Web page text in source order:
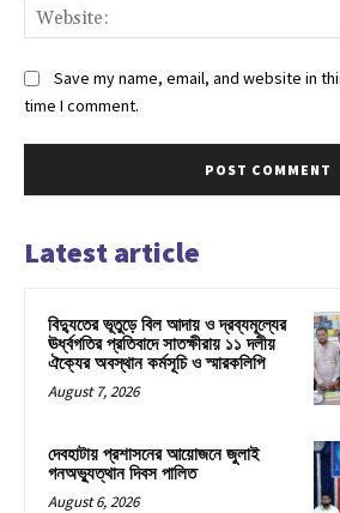
Save my name, email, and website in
time I comment.
Latest article
বিদ্যুতের ভূতুড়ে বিল আদায় ও দ্রব্যমূল্যের
ঊর্ধ্বগতির প্রতিবাদে সাতক্ষীরায় ১১ দলীয়
ঐক্যের অবস্থান কর্মসূচি ও স্মারকলিপি
August 7, 2026
দেবহাটায় প্রশাসনের আয়োজনে জুলাই
গনঅভ্যুত্থান দিবস পালিত
August 6, 2026